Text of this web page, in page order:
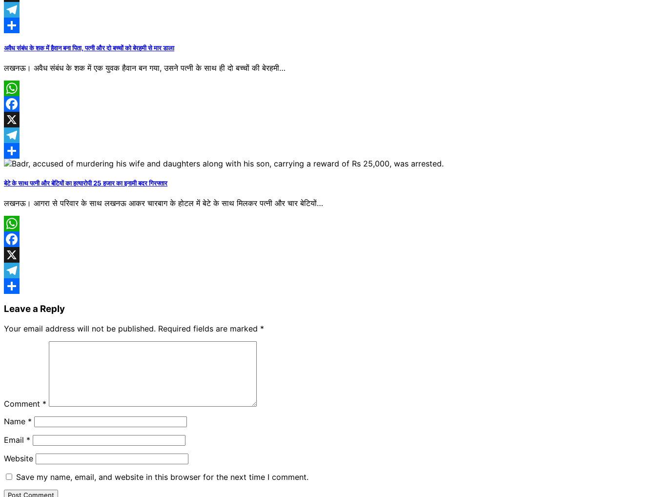
X
Telegram
अवैध संबंध के शक में हैवान बना पिता, पत्नी और दो बच्चों को बेरहमी से मार डाला
लखनऊ। अवैध संबंध के शक में एक युवक हैवान बन गया, उसने प​त्नी के साथ ही दो बच्चों की बेरहमी…
WhatsApp
Facebook
X
Telegram
Share
बेटे के साथ पत्नी और बेटियों का हत्यारोपी 25 हजार का इनामी बदर गिरफ्तार
लखनऊ। आगरा से परिवार के साथ लखनऊ आकर चारबाग के होटल में बेटे के साथ मिलकर पत्नी और चार बेटियों…
WhatsApp
Facebook
X
Telegram
Leave a Reply
Your email address will not be published. Required fields are marked *
Comment *
Name *
Email *
Website
Save my name, email, and website in this browser for the next time I comment.